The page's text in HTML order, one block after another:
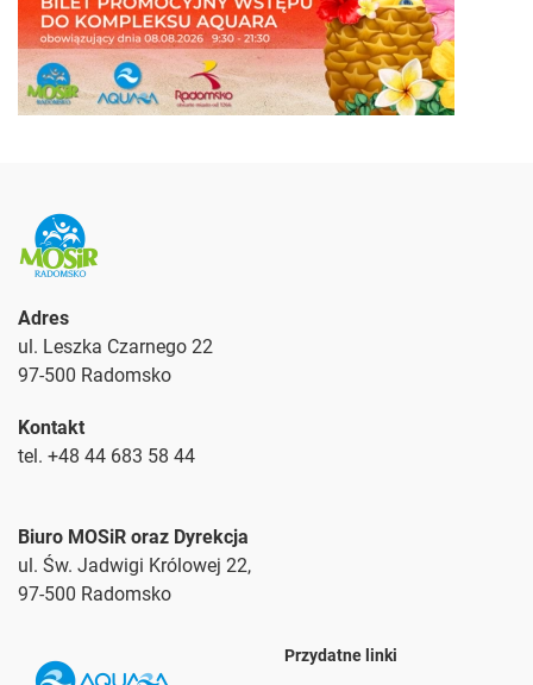
Adres
ul. Leszka Czarnego 22
97-500 Radomsko
Kontakt
tel. +48 44 683 58 44
Biuro MOSiR oraz Dyrekcja
ul. Św. Jadwigi Królowej 22,
97-500 Radomsko
Przydatne linki